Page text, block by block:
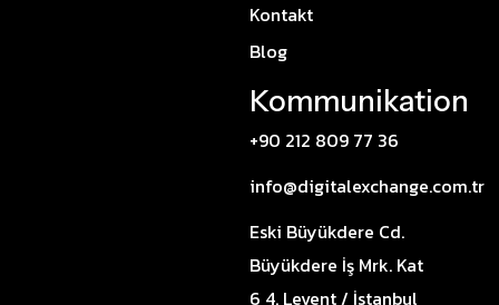
Kontakt
Blog
Kommunikation
+90 212 809 77 36
info@digitalexchange.com.tr
Eski Büyükdere Cd.
Büyükdere İş Mrk. Kat
6 4. Levent / İstanbul